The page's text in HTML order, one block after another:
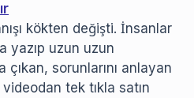
kökten değişti. İnsanlar
yazıp uzun uzun
çıkan, sorunlarını anlayan
tek tıkla satın